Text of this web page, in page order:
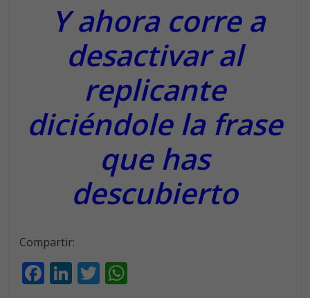
Y ahora corre a
desactivar al
replicante
diciéndole la frase
que has
descubierto
Compartir:
F Li T